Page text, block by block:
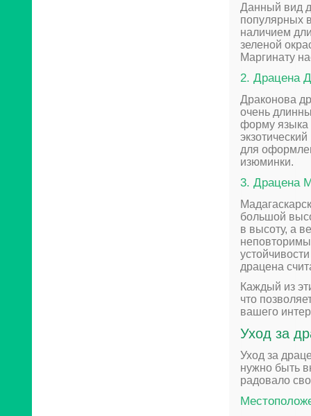
Данный вид
популярных
наличием
зеленой
Маргинату
2. Драцена
Драконова
очень
форму языка
для
изюминки.
3. Драцена
большой
в высоту, а
драцена
Каждый из
что
вашего
Уход за
Уход за
нужно быть
радовало